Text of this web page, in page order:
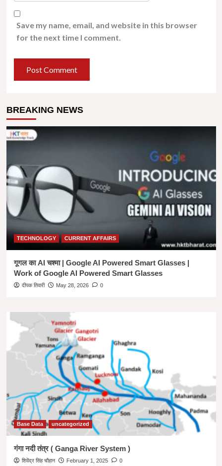
Save my name, email, and website in this browser
for the next time I comment.
BREAKING NEWS
TECHNOLOGY CURRENT AFFAIRS
गूगल का AI चश्मा | Google AI Powered Smart Glasses |
Work of Google AI Powered Smart Glasses
दीपक तिवारी May 28, 2026 0
Base Data uncategorized
गंगा नदी तंत्र ( Ganga River System )
शिवेंद्र सिंह चौहान February 1, 2025 0